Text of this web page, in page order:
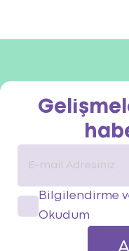
Bilgilendirme
Okudum